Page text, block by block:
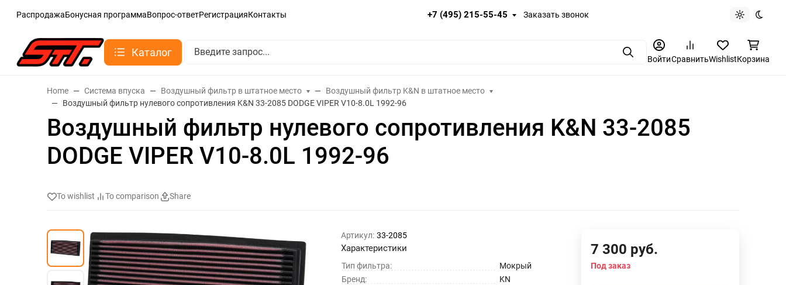
РаспродажаБонусная программаВопрос-ответРегистрацияКонтакты +7 (495) 215-55-45 Заказать звонок
Light theme
Dark
Каталог ПоискВойтиСравнитьWishlistКорзина
Home Система впуска Воздушный фильтр в штатное место
Воздушный фильтр K&N в штатное место
Воздушный фильтр нулевого сопротивления K&N 33-2085 DODGE VIPER V10-8.0L 1992-96
Воздушный фильтр нулевого сопротивления K&N 33-2085
DODGE VIPER V10-8.0L 1992-96
To wishlist To comparison Share
Артикул: 33-2085
Характеристики
Тип фильтра:
Мокрый
Бренд:
KN
7 300 руб.
Под заказ